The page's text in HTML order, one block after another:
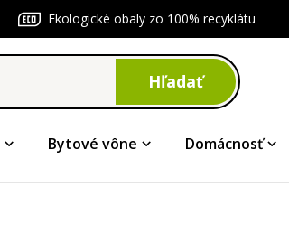
Ekologické obaly zo 100% recyklátu
Hľadať
Bytové vône Domácnosť